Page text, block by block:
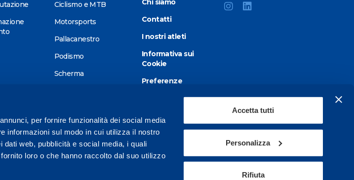
per fornire funzionalità dei social media
informazioni sul modo in cui utilizza il nostro
web, pubblicità e social media, i quali
loro o che hanno raccolto dal suo utilizzo
Accetta tutti
Personalizza
Rifiuta
Ciclismo e MTB
Motorsports
Pallacanestro
Podismo
Scherma
Triathlon
Wellness
Altri sport
Chi siamo
Contatti
I nostri atleti
Informativa sui
Cookie
Preferenze
Dichiarazione di
accessibilità